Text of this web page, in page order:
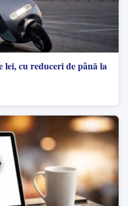
lei, cu reduceri de până la